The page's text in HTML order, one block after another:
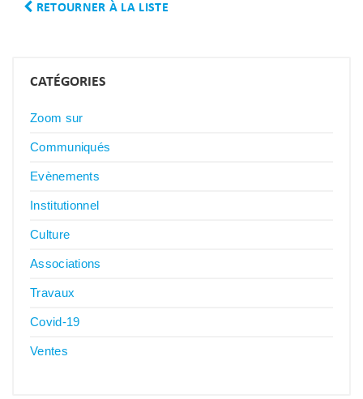
RETOURNER À LA LISTE
CATÉGORIES
Zoom sur
Communiqués
Evènements
Institutionnel
Culture
Associations
Travaux
Covid-19
Ventes